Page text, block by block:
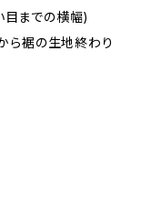
までの横幅)
裾の生地終わり